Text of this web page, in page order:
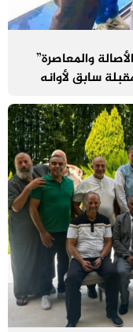
والمعاصرة”
سابق لأوانه